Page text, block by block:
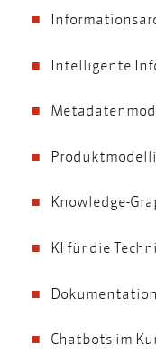
Intelligente
Knowledge-
KI für die
Chatbots im